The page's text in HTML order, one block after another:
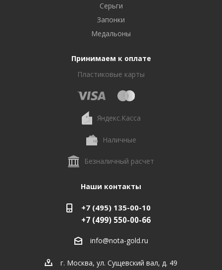
Серьги
Запонки
Медальоны
Принимаем к оплате
Пластиковые карты
Яндекс.Касса
Наличные
Безналичный расчет
Наши контакты
+7 (495) 135-00-10
+7 (499) 550-00-66
info@nota-gold.ru
г. Москва, ул. Сущевский вал, д. 49